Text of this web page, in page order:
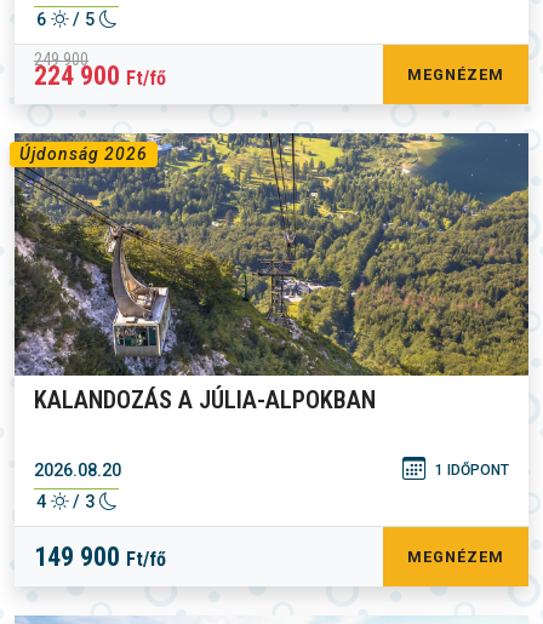
6 / 5
249 900
224 900 Ft/fő MEGNÉZEM
Újdonság 2026
KALANDOZÁS A JÚLIA-ALPOKBAN
2026.08.20 1 IDŐPONT
4 / 3
149 900 Ft/fő MEGNÉZEM